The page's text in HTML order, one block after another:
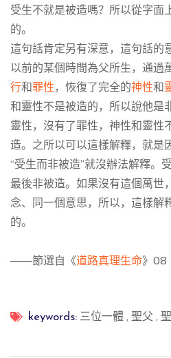
受生不就是被造嗎？所以從字面
的。
這句話肯定另有深意，這句話的
以前的某個時間為父所生，通過
行和罪性 ，恢復了完全的神性和
和靈性不是被造的，所以說他是
靈性，沒有了罪性，神性和靈性
造。之所以可以這樣解釋，就是
“受生而非被造”就沒辦法解釋。
最後非被造。如果沒有這個萬世
念、同一個意思， 所以， 這樣解
的。
——節選自《道路真理生命》 08
keywords: 三位一體 , 聖父 ,